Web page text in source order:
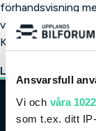
Ansvarsfull
Vi och våra
som t.ex. ditt
förhandsvisning
vi på fika och
Kom själv eller ta
Läs mer om